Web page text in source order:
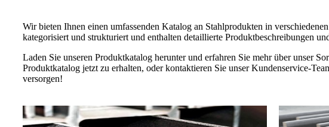
Wir bieten Ihnen einen umfassenden Katalog an Stahlprodukten in
kategorisiert und strukturiert und enthalten detaillierte Produktbeschreibungen
Laden Sie unseren Produktkatalog herunter und erfahren Sie mehr über unser
Produktkatalog jetzt zu erhalten, oder kontaktieren Sie unser Kundenservice-
versorgen!